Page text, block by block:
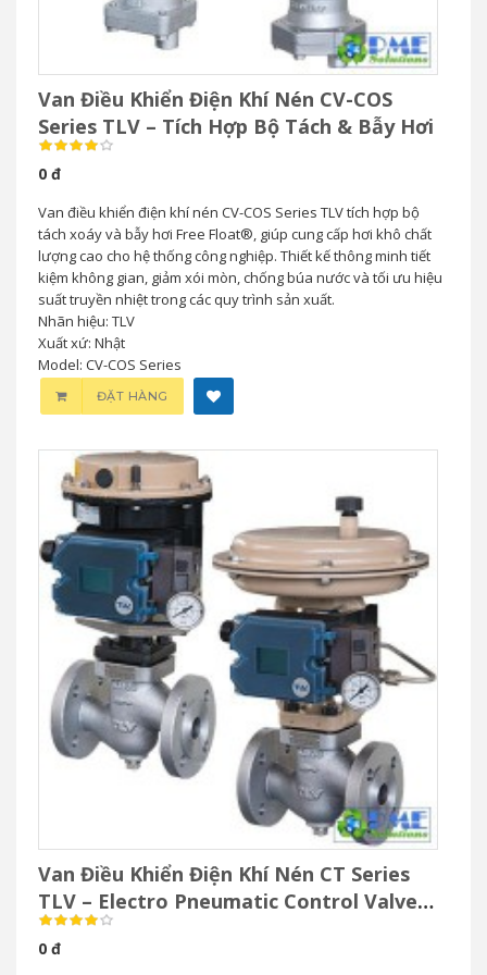
Van Điều Khiển Điện Khí Nén CV-COS
Series TLV – Tích Hợp Bộ Tách & Bẫy Hơi
0 đ
Van điều khiển điện khí nén CV-COS Series TLV tích hợp bộ
tách xoáy và bẫy hơi Free Float®, giúp cung cấp hơi khô chất
lượng cao cho hệ thống công nghiệp. Thiết kế thông minh tiết
kiệm không gian, giảm xói mòn, chống búa nước và tối ưu hiệu
suất truyền nhiệt trong các quy trình sản xuất.
Nhãn hiệu: TLV
Xuất xứ: Nhật
Model: CV-COS Series
ĐẶT HÀNG
Van Điều Khiển Điện Khí Nén CT Series
TLV – Electro Pneumatic Control Valve
Cho Hơi Nước
0 đ